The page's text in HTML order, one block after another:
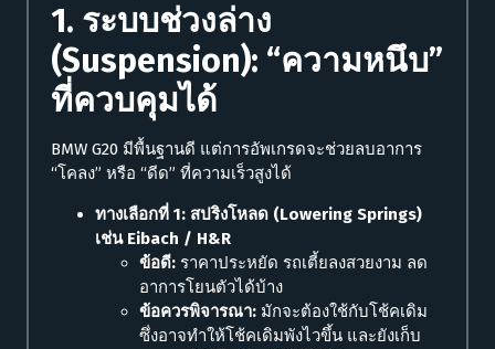
1. ระบบช่วงล่าง
(Suspension): “ความหนึบ”
ที่ควบคุมได้
BMW G20 มีพื้นฐานดี แต่การอัพเกรดจะช่วยลบอาการ
“โคลง” หรือ “ดีด” ที่ความเร็วสูงได้
ทางเลือกที่ 1: สปริงโหลด (Lowering Springs)
เช่น Eibach / H&R
ข้อดี: ราคาประหยัด รถเตี้ยลงสวยงาม ลด
อาการโยนตัวได้บ้าง
ข้อควรพิจารณา: มักจะต้องใช้กับโช้คเดิม
ซึ่งอาจทำให้โช้คเดิมพังไวขึ้น และยังเก็บ